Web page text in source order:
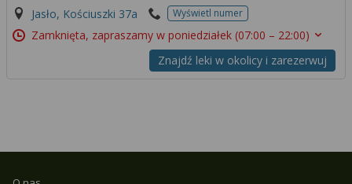
Jasło, Kościuszki 37a Wyświetl numer
Zamknięta, zapraszamy w poniedziałek (07:00 – 22:00)
Znajdź leki w okolicy i zarezerwuj